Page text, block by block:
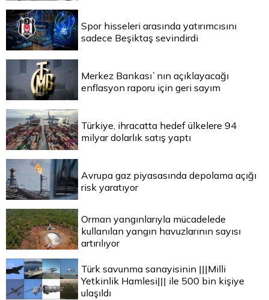
Spor hisseleri arasında yatırımcısını
sadece Beşiktaş sevindirdi
Merkez Bankası`nın açıklayacağı
enflasyon raporu için geri sayım
Türkiye, ihracatta hedef ülkelere 94
milyar dolarlık satış yaptı
Avrupa gaz piyasasında depolama açığı
risk yaratıyor
Orman yangınlarıyla mücadelede
kullanılan yangın havuzlarının sayısı
artırılıyor
Türk savunma sanayisinin |||Milli
Yetkinlik Hamlesi||| ile 500 bin kişiye
ulaşıldı